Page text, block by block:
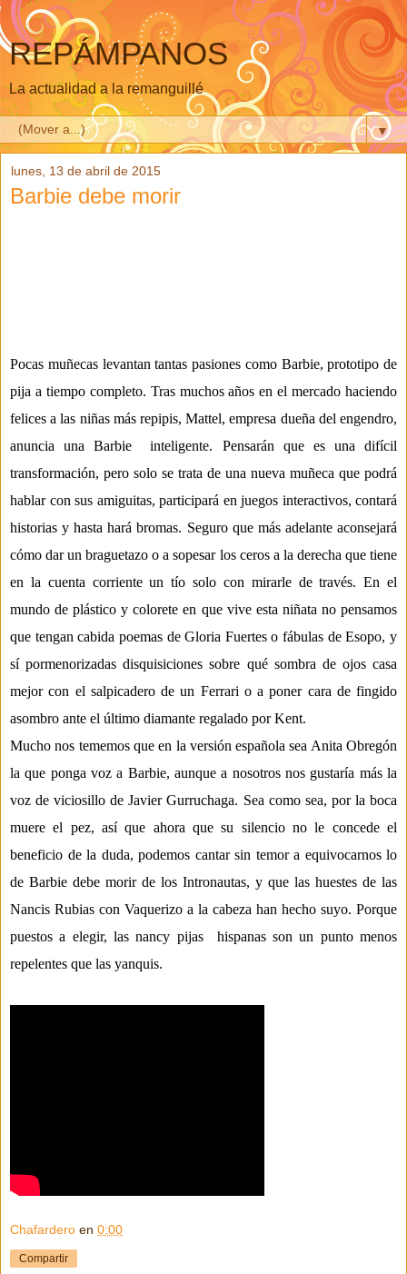
REPÁMPANOS
La actualidad a la remanguillé
▼
lunes, 13 de abril de 2015
Barbie debe morir
Pocas muñecas levantan tantas pasiones como Barbie, prototipo de
pija a tiempo completo. Tras muchos años en el mercado haciendo
felices a las niñas más repipis,Mattel, empresa dueña del engendro,
anuncia una Barbie
inteligente. Pensarán que es una difícil
transformación, pero solo se trata de una nueva muñeca que podrá
hablar con sus amiguitas, participará en juegos interactivos, contará
historias y hasta hará bromas. Seguro que más adelante aconsejará
cómo dar unbraguetazo o a sopesar los ceros a la derecha que tiene
en la cuenta corriente un tío solo con mirarle de través. En el
mundo de plástico y colorete en que vive esta niñata no pensamos
que tengan cabida poemas de Gloria Fuertes o fábulas deEsopo, y
sípormenorizadas disquisiciones sobre qué sombra de ojos casa
mejor con el salpicaderode un Ferrari o a poner cara de fingido
asombro ante el último diamante regalado por Kent.
Mucho nos tememos que en la versión española sea Anita Obregón
la que ponga voz a Barbie, aunque a nosotros nos gustaría más la
voz deviciosillo de JavierGurruchaga. Sea como sea, por la boca
muere el pez, así que ahora que su silencio no le concede el
beneficio de la duda, podemos cantar sin temor a equivocarnos lo
de Barbie debe morir de los Intronautas, y que las huestes de las
Nancis Rubias con Vaquerizo a la cabeza han hecho suyo. Porque
puestos a elegir, lasnancy pijas hispanas son un punto menos
repelentes que las yanquis.
Chafardero en 0:00
Compartir